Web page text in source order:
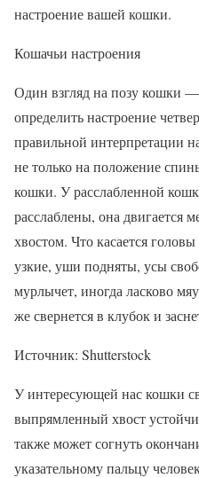
настроение вашей кошки.
Кошачьи настроения
Один взгляд на позу кошки
определить настроение
правильной интерпретации
не только на положение
кошки. У расслабленной
расслаблены, она двигается
хвостом. Что касается
узкие, уши подняты, усы
мурлычет, иногда ласково
же свернется в клубок и
Источник: Shutterstock
У интересующей нас кошки
выпрямленный хвост
также может согнуть
указательному пальцу